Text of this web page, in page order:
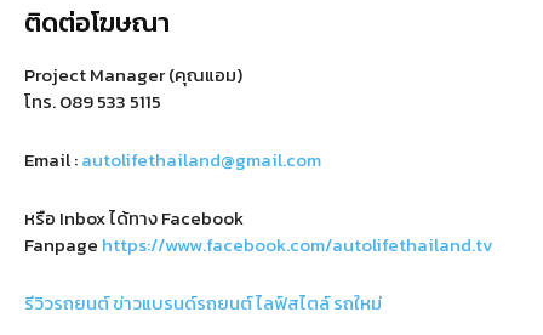
ติดต่อโฆษณา
Project Manager (คุณแอม)
โทร.089 533 5115
Email :autolifethailand@gmail.com
หรือ Inbox ได้ทาง Facebook
Fanpage https://www.facebook.com/autolifethailand.tv
รีวิวรถยนต์ข่าวแบรนด์รถยนต์ไลฟ์สไตล์รถใหม่